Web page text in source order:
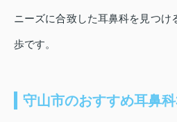
ニーズに合致した耳鼻科を見つけ
歩です。
守山市のおすすめ耳鼻